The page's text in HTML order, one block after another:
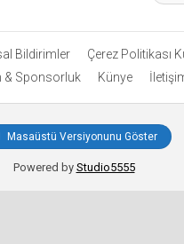
Bildirimler
Çerez Politikası
& Sponsorluk
Künye
Masaüstü Versiyonunu Göster
Powered by Studio5555